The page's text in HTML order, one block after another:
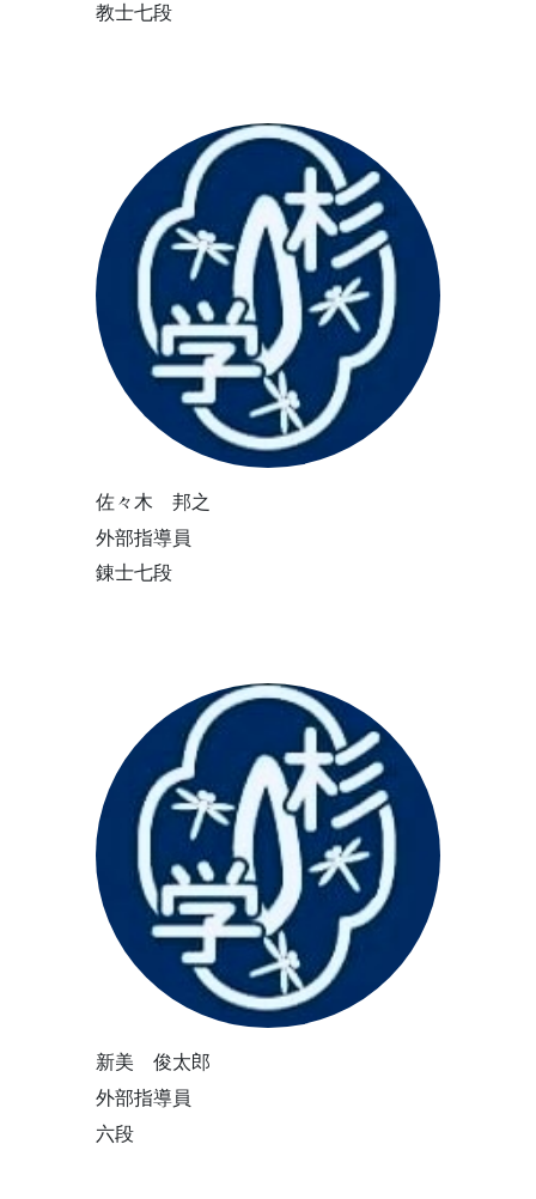
教士七段
佐々木 邦之
外部指導員
錬士七段
新美 俊太郎
外部指導員
六段